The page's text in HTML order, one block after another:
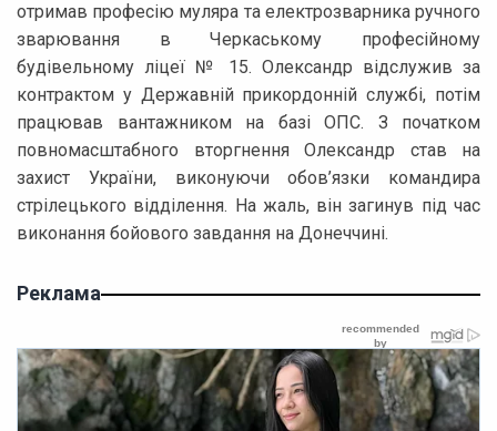
отримав професію муляра та електрозварника ручного
зварювання в Черкаському професійному
будівельному ліцеї № 15. Олександр відслужив за
контрактом у Державній прикордонній службі, потім
працював вантажником на базі ОПС. З початком
повномасштабного вторгнення Олександр став на
захист України, виконуючи обов’язки командира
стрілецького відділення. На жаль, він загинув під час
виконання бойового завдання на Донеччині.
Реклама